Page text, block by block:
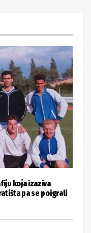
koja izaziva
pa se poigrali